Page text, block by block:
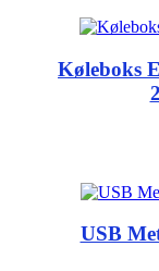
Køleboks
USB